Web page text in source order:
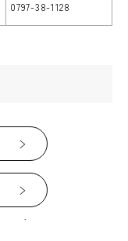
0797-38-1128